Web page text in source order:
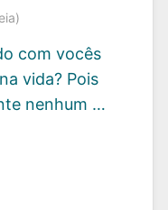
com vocês
vida? Pois
nenhum …